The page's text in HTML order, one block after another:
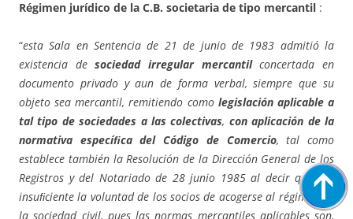
Régimen jurídico de la C.B. societaria de tipo mercantil :
“esta Sala en Sentencia de 21 de junio de 1983 admitió la
existencia desociedad irregular mercantilconcertada en
documento privado y aun de forma verbal, siempre que su
objeto sea mercantil, remitiendo como legislación aplicable a
tal tipo de sociedades a las colectivas, con aplicación de la
normativa especíﬁca del Código de Comercio, tal como
establece también la Resolución de la Dirección General de los
Registros y del Notariado de 28 junio 1985 al decir que «es
insuﬁciente la voluntad de los socios de acogerse al régimen de
la sociedad civil, pues las normas mercantiles aplicables son,